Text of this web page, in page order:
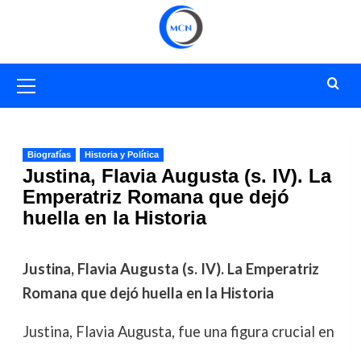
primario
Biografías Historia y Política
Justina, Flavia Augusta (s. IV). La
Emperatriz Romana que dejó
huella en la Historia
Justina, Flavia Augusta (s. IV). La Emperatriz
Romana que dejó huella en la Historia
Justina, Flavia Augusta, fue una figura crucial en